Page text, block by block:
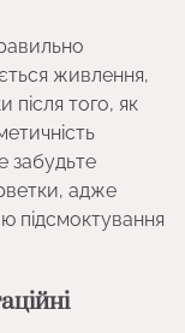
живлення,
після того, як
забудьте
адже
підсмоктування